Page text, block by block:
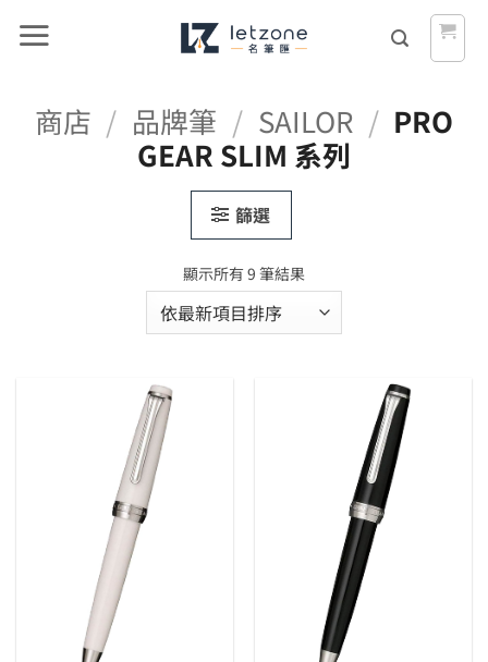
商店 / 品牌筆 / SAILOR / PRO
GEAR SLIM 系列
篩選
顯示所有 9 筆結果
最